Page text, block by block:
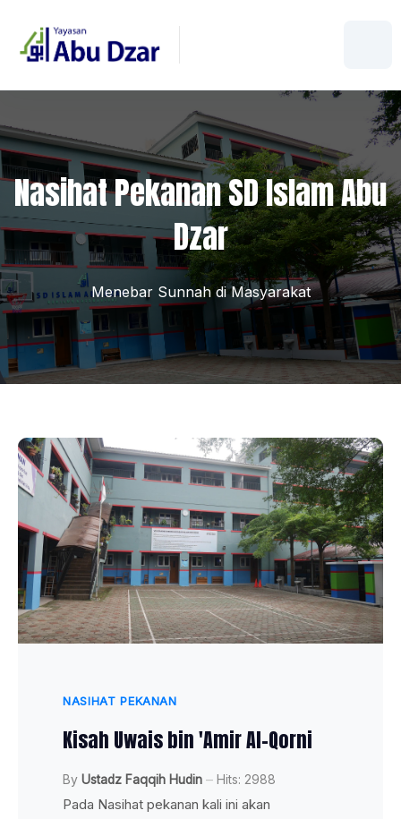
Nasihat Pekanan SD Islam Abu
Dzar
Menebar Sunnah di Masyarakat
NASIHAT PEKANAN
Kisah Uwais bin 'Amir Al-Qorni
By Ustadz Faqqih Hudin Hits: 2988
Pada Nasihat pekanan kali ini akan